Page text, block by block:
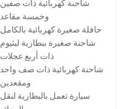
شاحنة كهربائية ذات صفين
وخمسة مقاعد
حافلة صغيرة كهربائية بالكامل
شاحنة صغيرة ببطارية ليثيوم
ذات أربع عجلات
شاحنة كهربائية ذات صف واحد
ومقعدين
سيارة تعمل بالبطارية لنقل